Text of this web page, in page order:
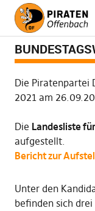
Die Piratenpartei
2021 am
Die Landesliste
aufgestellt.
Bericht zur
Unter den
befinden sich